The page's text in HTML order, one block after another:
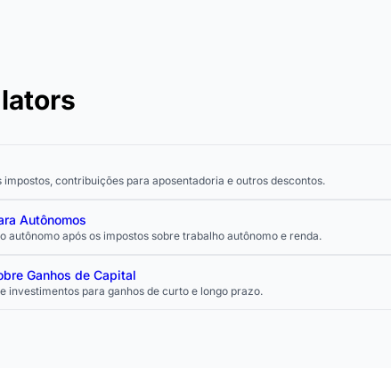
contribuições para aposentadoria e outros descontos.
Autônomos
autônomo após os impostos sobre trabalho autônomo e renda.
Ganhos de Capital
investimentos para ganhos de curto e longo prazo.